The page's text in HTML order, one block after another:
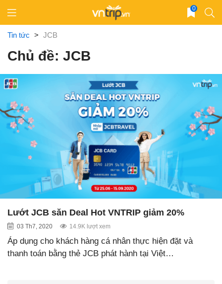
content
0
Tin tức > JCB
Chủ đề: JCB
Lướt JCB săn Deal Hot VNTRIP giảm 20%
03 Th7, 2020 14.9K lượt xem
Áp dụng cho khách hàng cá nhân thực hiện đặt và
thanh toán bằng thẻ JCB phát hành tại Việt…